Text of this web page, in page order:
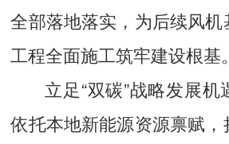
全部落地落实，为后续风
工程全面施工筑牢建设根基。
立足“双碳”战略发展
依托本地新能源资源禀赋，